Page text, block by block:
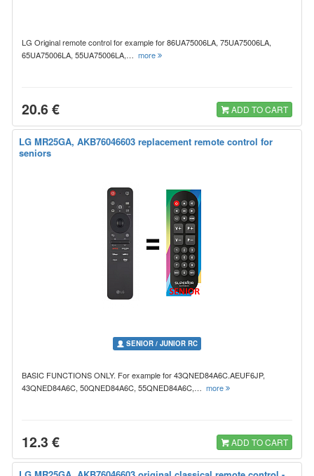
LG Original remote control for example for 86UA75006LA, 75UA75006LA,
65UA75006LA, 55UA75006LA,… more
20.6 € ADD TO CART
LG MR25GA, AKB76046603 replacement remote control for
seniors
SENIOR / JUNIOR RC
BASIC FUNCTIONS ONLY. For example for 43QNED84A6C.AEUF6JP,
43QNED84A6C, 50QNED84A6C, 55QNED84A6C,… more
12.3 € ADD TO CART